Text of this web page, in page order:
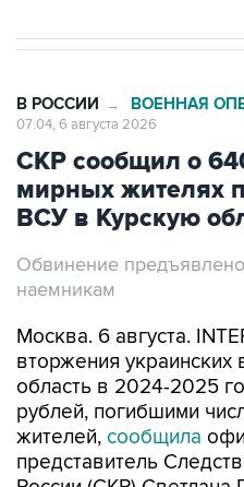
В РОССИИ → ВОЕННАЯ
07:04, 6 августа 2026
СКР сообщил о
мирных жителях
ВСУ в Курскую
Обвинение
наемникам
Москва. 6 августа.
вторжения украинских
область в 2024-2025
рублей, погибшими
жителей, сообщила
представитель